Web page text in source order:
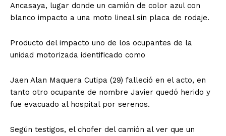
Ancasaya, lugar donde un camión de color azul con
blanco impacto a una moto lineal sin placa de rodaje.
Producto del impacto uno de los ocupantes de la
unidad motorizada identificado como
Jaen Alan Maquera Cutipa (29) falleció en el acto, en
tanto otro ocupante de nombre Javier quedó herido y
fue evacuado al hospital por serenos.
Según testigos, el chofer del camión al ver que un